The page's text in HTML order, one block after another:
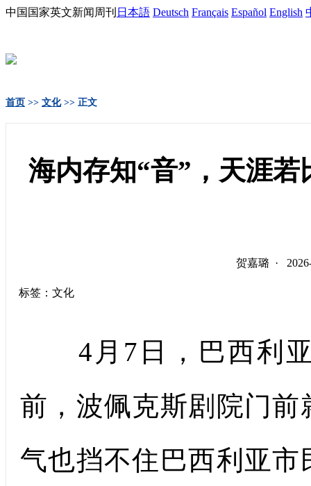
中国国家英文新闻周刊 日本語 Deutsch Français Español English
首页 >> 文化>> 正文
海内存知“音”，天涯
贺嘉璐 ·
标签：文化
4月7日，巴西利亚
前，波佩克斯剧院门
气也挡不住巴西利亚